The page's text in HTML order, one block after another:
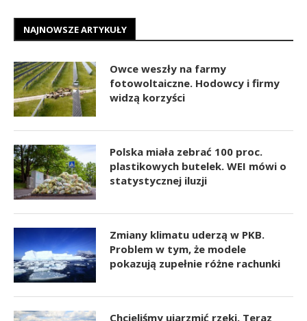
NAJNOWSZE ARTYKUŁY
Owce weszły na farmy
fotowoltaiczne. Hodowcy i firmy
widzą korzyści
Polska miała zebrać 100 proc.
plastikowych butelek. WEI mówi o
statystycznej iluzji
Zmiany klimatu uderzą w PKB.
Problem w tym, że modele
pokazują zupełnie różne rachunki
Chcieliśmy ujarzmić rzeki. Teraz